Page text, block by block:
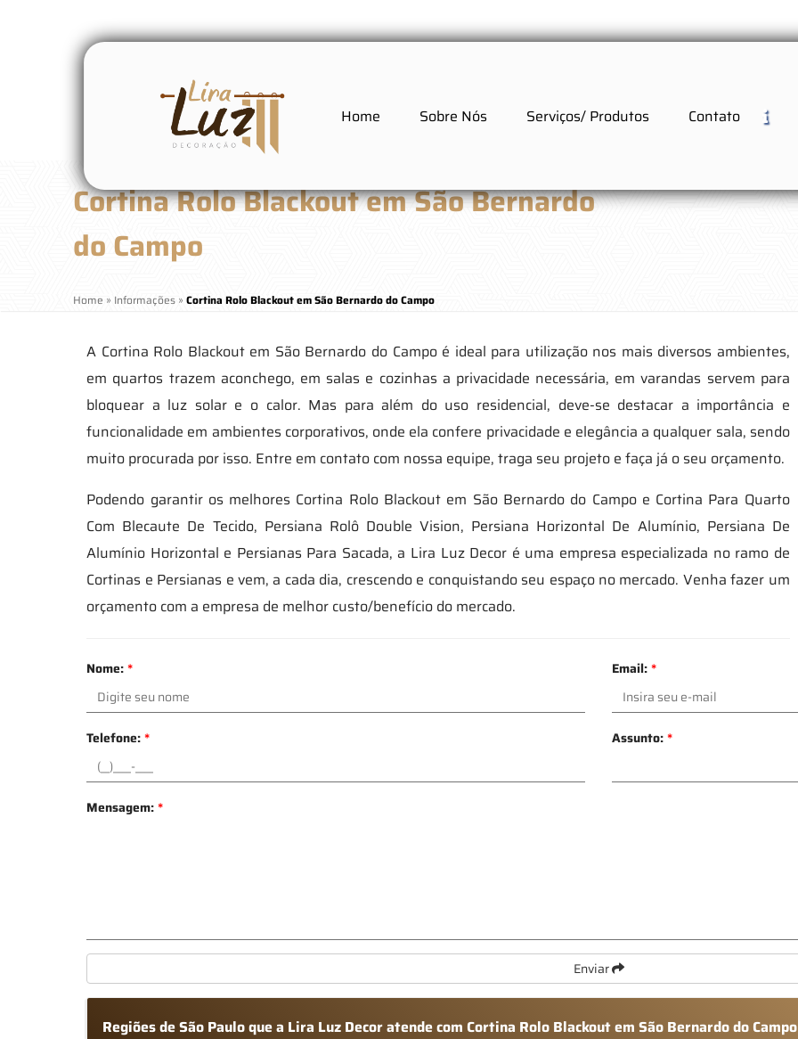
Home Sobre Nós Serviços/ Produtos Contato
Cortina Rolo Blackout em São Bernardo
do Campo
Home » Informações »Cortina Rolo Blackout em São Bernardo do Campo
A Cortina Rolo Blackout em São Bernardo do Campo é ideal para utilização nos mais diversos ambientes,
em quartos trazem aconchego, em salas e cozinhas a privacidade necessária, em varandas servem para
bloquear a luz solar e o calor. Mas para além do uso residencial, deve-se destacar a importância e
funcionalidade em ambientes corporativos, onde ela confere privacidade e elegância a qualquer sala, sendo
muito procurada por isso. Entre em contato com nossa equipe, traga seu projeto e faça já o seu orçamento.
Podendo garantir os melhores Cortina Rolo Blackout em São Bernardo do Campo e Cortina Para Quarto
Com Blecaute De Tecido, Persiana Rolô Double Vision, Persiana Horizontal De Alumínio, Persiana De
Alumínio Horizontal e Persianas Para Sacada, a Lira Luz Decor é uma empresa especializada no ramo de
Cortinas e Persianas e vem, a cada dia, crescendo e conquistando seu espaço no mercado. Venha fazer um
orçamento com a empresa de melhor custo/benefício do mercado.
Nome:* Email:*
Telefone:* Assunto:*
Mensagem:*
Enviar
Regiões de São Paulo que a Lira Luz Decor atende com Cortina Rolo Blackout em São Bernardo do Campo